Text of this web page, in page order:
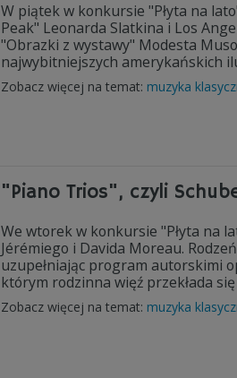
W piątek w konkursie "Płyta na
Peak" Leonarda Slatkina i Los
"Obrazki z wystawy" Modesta
najwybitniejszych amerykańskich
Zobacz więcej na temat: muzyka
"Piano Trios", czyli
We wtorek w konkursie "Płyta na
Jérémiego i Davida Moreau.
uzupełniając program autorskimi
którym rodzinna więź przekłada
Zobacz więcej na temat: muzyka